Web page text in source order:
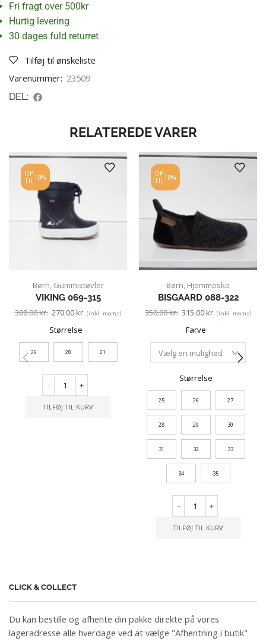
Fri fragt over 500kr
Hurtig levering
30 dages fuld returret
Tilføj til ønskeliste
Varenummer: 23509
DEL:
RELATEREDE VARER
OP
TIL10%
Børn, Gummistøvler
VIKING 069-315
300.00kr. 270.00kr. (inkl. moms)
Størrelse
26 20 21
- +
TILFØJ TIL KURV
OP
TIL10%
Børn, Hjemmesko
BISGAARD 088-322
350.00kr. 315.00kr. (inkl. moms)
Farve
Størrelse
25 26 27
28 29 30
31 32 33
34 35
- +
TILFØJ TIL KURV
CLICK & COLLECT
Du kan bestille og afhente din pakke direkte på vores
lageradresse alle hverdage ved at vælge "Afhentning i butik"